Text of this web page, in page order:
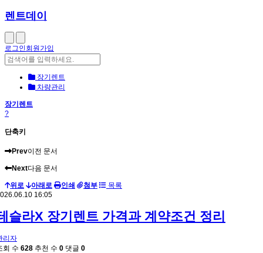
렌트데이
로그인회원가입
장기렌트
차량관리
장기렌트
?
단축키
Prev이전 문서
Next다음 문서
위로 아래로 인쇄 첨부
목록
16:05
슬라X 장기렌트 가격과 계약조건 정리
리자
회 수 628 추천 수 0 댓글 0